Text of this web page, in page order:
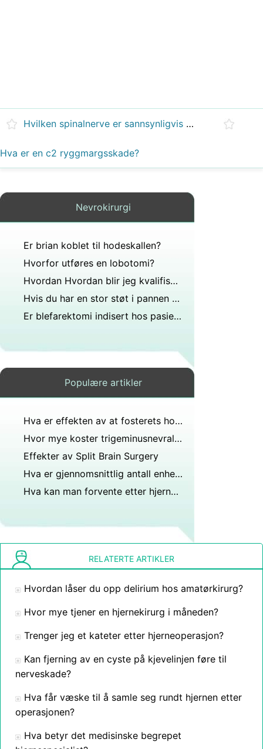
Hvilken spinalnerve er sannsynligvis skadet hvis du ser en pasient med stokkende gang?
Hva er en c2 ryggmargsskade?
Nevrokirurgi
Er brian koblet til hodeskallen?
Hvorfor utføres en lobotomi?
Hvordan Hvordan blir jeg kvalifisert for dyp hjernestimulering
Hvis du har en stor støt i pannen fra å treffe veggen, vil den forsvinne ved operasjon?
Er blefarektomi indisert hos pasienter med okulær myasthenia gravis?
Populære artikler
Hva er effekten av at fosterets hodeskalle smelter sammen ved fødselen?
Hvor mye koster trigeminusnevralgikirurgi?
Effekter av Split Brain Surgery
Hva er gjennomsnittlig antall enheter botox som brukes i en prosedyre?
Hva kan man forvente etter hjerneslag Surgery
RELATERTE ARTIKLER
Hvordan låser du opp delirium hos amatørkirurg?
Hvor mye tjener en hjernekirurg i måneden?
Trenger jeg et kateter etter hjerneoperasjon?
Kan fjerning av en cyste på kjevelinjen føre til
nerveskade?
Hva får væske til å samle seg rundt hjernen etter
operasjonen?
Hva betyr det medisinske begrepet